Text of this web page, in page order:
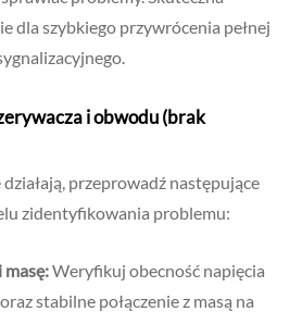
dla szybkiego przywrócenia pełnej
i obwodu (brak
przeprowadź następujące
zidentyfikowania problemu:
masę:Weryfikuj obecność napięcia
stabilne połączenie z masą na